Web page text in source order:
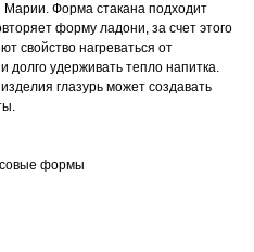
Марии. Форма стакана подходит
форму ладони, за счет этого
свойство нагреваться от
долго удерживать тепло напитка.
глазурь может создавать
формы